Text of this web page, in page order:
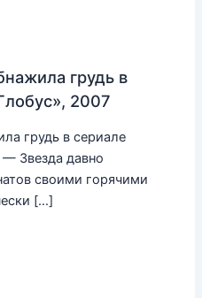
грудь в
2007
грудь в сериале
Звезда давно
своими горячими
[…]